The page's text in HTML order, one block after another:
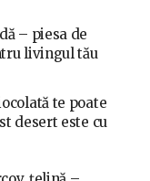
– piesa de
livingul tău
te poate
desert este cu